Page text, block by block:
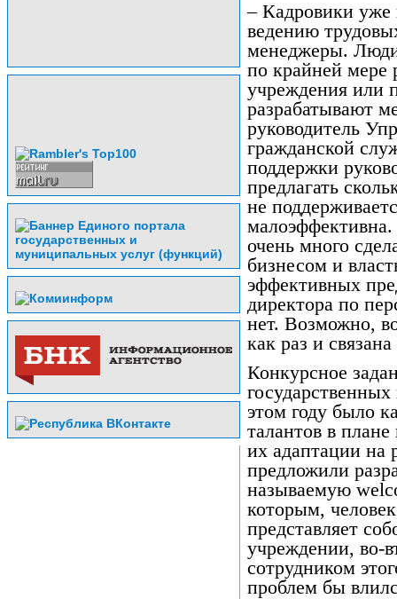
– Кадровики уже
ведению
менеджеры.
по крайней мере
учреждения или
разрабатывают
руководитель
гражданской
поддержки
предлагать
не
очень много
бизнесом и
эффективных
директора по
нет. Возможно,
как раз и
Конкурсное
этом году было
талантов в
их адаптации на
предложили
называемую
которым,
представляет
учреждении, во-
сотрудником
проблем бы